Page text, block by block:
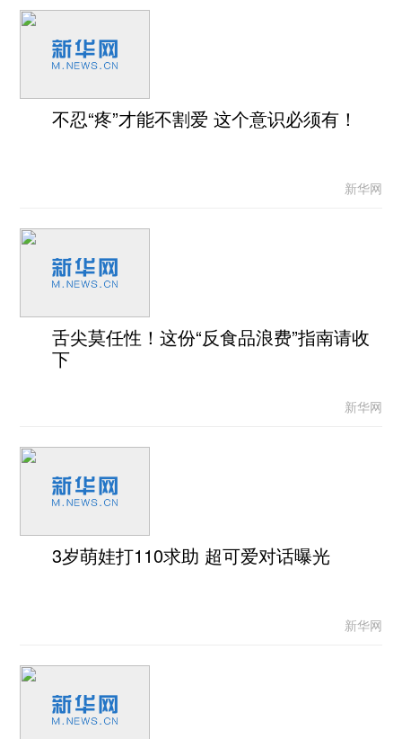
不忍“疼”才能不割爱 这个意识必须有！
新华网
舌尖莫任性！这份“反食品浪费”指南请收
下
新华网
3岁萌娃打110求助 超可爱对话曝光
新华网